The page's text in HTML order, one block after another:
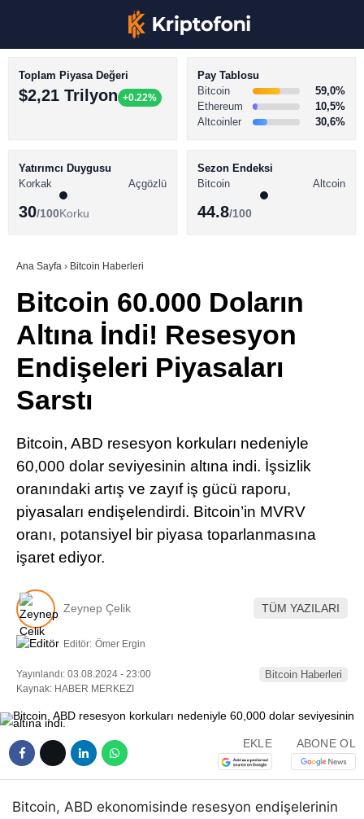
Youtube
TikTok
Telegram
BİTCOİN HABERLERİ
ALTCOİN HABERLERİ
SÖZLÜK
Toplam Piyasa Değeri
$2,21 Trilyon +0.22%
Pay Tablosu
Bitcoin
59,0%
Ethereum
10,5%
Altcoinler
30,6%
Yatırımcı Duygusu
Korkak
Açgözlü
30/100Korku
Sezon Endeksi
Bitcoin
Altcoin
44.8/100
Ana Sayfa › Bitcoin Haberleri
Bitcoin 60.000 Doların
Altına İndi! Resesyon
Endişeleri Piyasaları
Sarstı
Bitcoin, ABD resesyon korkuları nedeniyle
60,000 dolar seviyesinin altına indi. İşsizlik
oranındaki artış ve zayıf iş gücü raporu,
piyasaları endişelendirdi. Bitcoin’in MVRV
oranı, potansiyel bir piyasa toparlanmasına
işaret ediyor.
Zeynep Çelik TÜM YAZILARI
Editör: Ömer Ergin
Yayınlandı: 03.08.2024 - 23:00
Kaynak: HABER MERKEZI
Bitcoin Haberleri
EKLE ABONE OL
Bitcoin, ABD ekonomisinde resesyon endişelerinin